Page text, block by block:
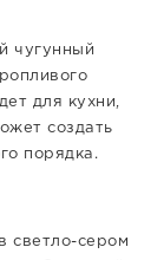
чугунный
для кухни,
создать
порядка.
светло-сером